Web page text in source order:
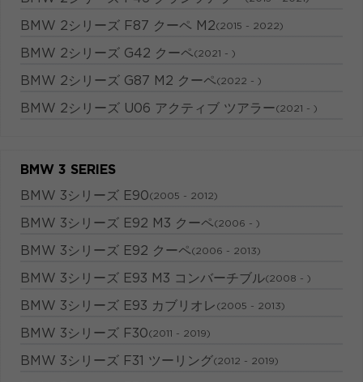
BMW 2シリーズ F87 クーペ M2(2015 - 2022)
BMW 2シリーズ G42 クーペ(2021 - )
BMW 2シリーズ G87 M2 クーペ(2022 - )
BMW 2シリーズ U06 アクティブ ツアラー(2021 - )
BMW 3 SERIES
BMW 3シリーズ E90(2005 - 2012)
BMW 3シリーズ E92 M3 クーペ(2006 - )
BMW 3シリーズ E92 クーペ(2006 - 2013)
BMW 3シリーズ E93 M3 コンバーチブル(2008 - )
BMW 3シリーズ E93 カブリオレ (2005 - 2013)
BMW 3シリーズ F30(2011 - 2019)
BMW 3シリーズ F31 ツーリング(2012 - 2019)